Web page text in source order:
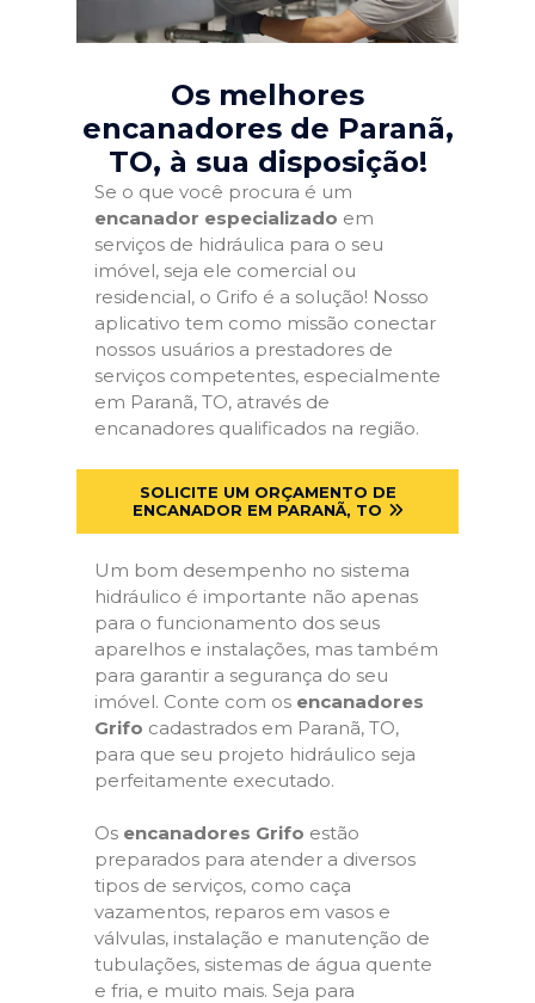
Os melhores
encanadores de Paranã,
TO, à sua disposição!
Se o que você procura é um
encanador especializado em
serviços de hidráulica para o seu
imóvel, seja ele comercial ou
residencial, o Grifo é a solução! Nosso
aplicativo tem como missão conectar
nossos usuários a prestadores de
serviços competentes, especialmente
em Paranã, TO, através de
encanadores qualificados na região.
SOLICITE UM ORÇAMENTO DE
ENCANADOR EM PARANÃ, TO
Um bom desempenho no sistema
hidráulico é importante não apenas
para o funcionamento dos seus
aparelhos e instalações, mas também
para garantir a segurança do seu
imóvel. Conte com os encanadores
Grifo cadastrados em Paranã, TO,
para que seu projeto hidráulico seja
perfeitamente executado.
Os encanadores Grifo estão
preparados para atender a diversos
tipos de serviços, como caça
vazamentos, reparos em vasos e
válvulas, instalação e manutenção de
tubulações, sistemas de água quente
e fria, e muito mais. Seja para